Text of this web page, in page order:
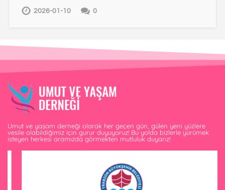
2026-01-10 0
Umut ve yaşam derneği olarak her geçen gün, gülen yeni yüzlere
vesile olabildiğimiz için gurur duyuyoruz! Bu yolda bizlerle yürümek
isteyen herkesi aramızda görmekten mutluluk duyarız!